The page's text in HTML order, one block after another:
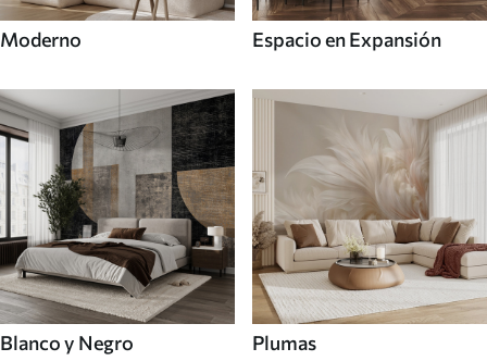
Moderno Espacio en Expansión
Blanco y Negro Plumas